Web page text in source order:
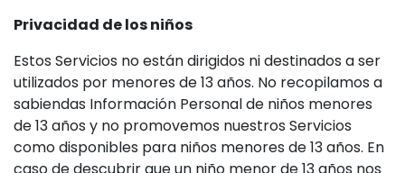
Privacidad de los niños
Estos Servicios no están dirigidos ni destinados a ser
utilizados por menores de 13 años. No recopilamos a
sabiendas Información Personal de niños menores
de 13 años y no promovemos nuestros Servicios
como disponibles para niños menores de 13 años. En